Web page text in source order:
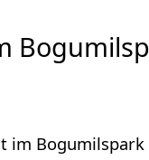
im Bogumilspark